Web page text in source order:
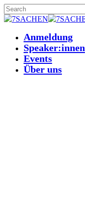
Skip
to
content
Close
Menu
Anmeldung
Speaker:innen
Events
Über uns